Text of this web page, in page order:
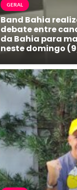
GERAL
Band Bahia
debate entre
da Bahia para
neste domingo